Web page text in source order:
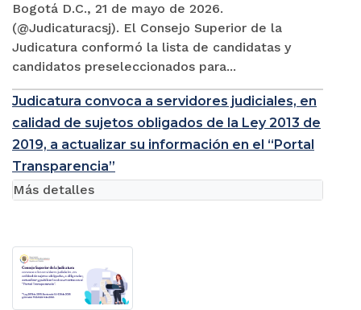
Bogotá D.C., 21 de mayo de 2026.
(@Judicaturacsj). El Consejo Superior de la
Judicatura conformó la lista de candidatas y
candidatos preseleccionados para...
Judicatura convoca a servidores judiciales, en
calidad de sujetos obligados de la Ley 2013 de
2019, a actualizar su información en el “Portal
Transparencia”
Más detalles